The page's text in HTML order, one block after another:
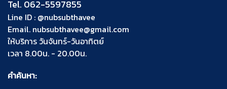
Tel. 062-5597855
Line ID : @nubsubthavee
Email. nubsubthavee@gmail.com
ให้บริการ วันจันทร์-วันอาทิตย์
เวลา 8.00น. - 20.00น.
คำค้นหา: